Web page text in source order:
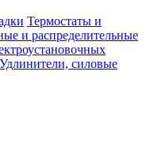
Термостаты и
и распределительные
Удлинители, силовые